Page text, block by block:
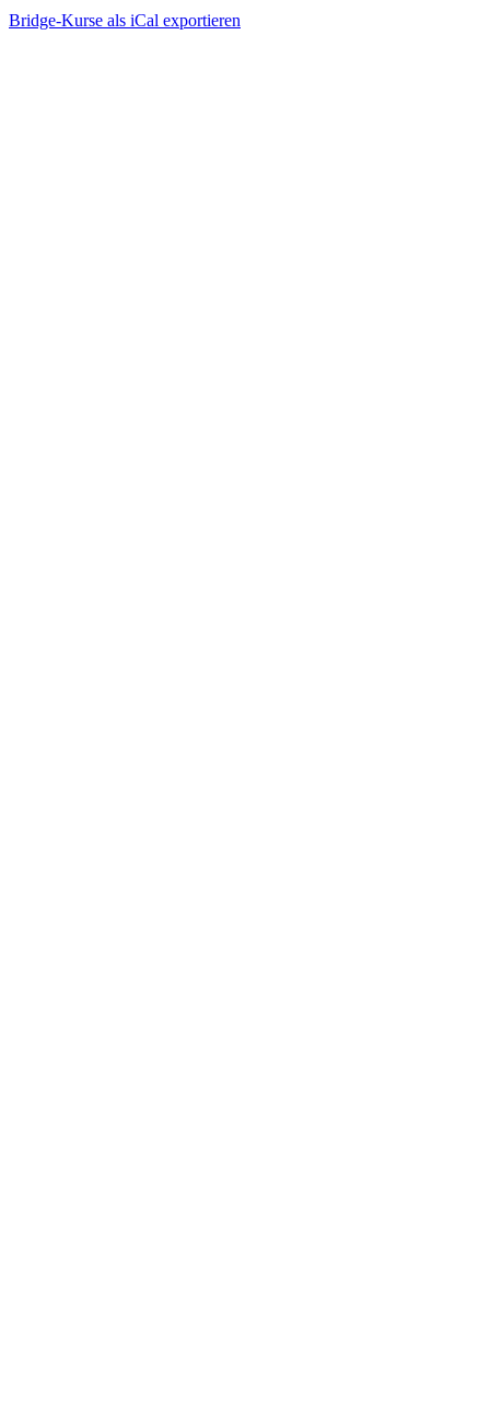
Bridge-Kurse als iCal exportieren